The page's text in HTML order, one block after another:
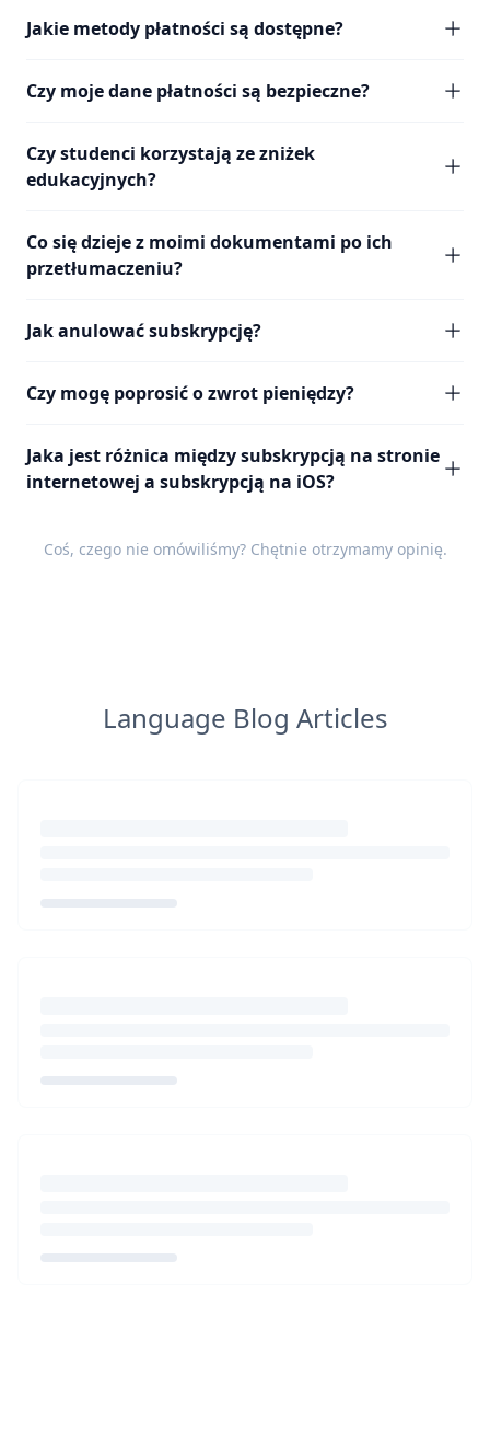
Jakie metody płatności są dostępne?
Czy moje dane płatności są bezpieczne?
Czy studenci korzystają ze zniżek
edukacyjnych?
Co się dzieje z moimi dokumentami po ich
przetłumaczeniu?
Jak anulować subskrypcję?
Czy mogę poprosić o zwrot pieniędzy?
Jaka jest różnica między subskrypcją na stronie
internetowej a subskrypcją na iOS?
Coś, czego nie omówiliśmy? Chętnie otrzymamy opinię.
Language Blog Articles